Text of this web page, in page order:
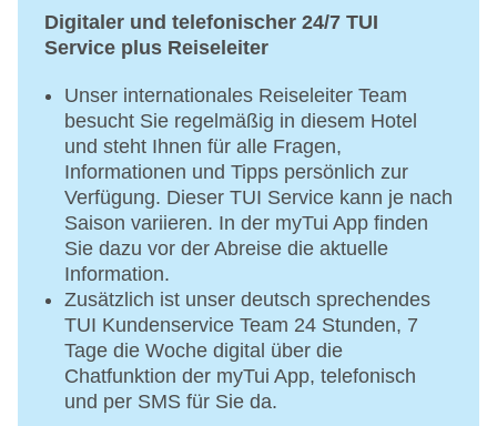
Katamaran: gegen Gebühr
Tauchschule: gegen Gebühr
Wasserski: gegen Gebühr
Golfplatz: gegen Gebühr
Beachvolleyball
Fahrradverleih
Fitnessraum: gegen Gebühr
Tennisplatz: gegen Gebühr
Digitaler und telefonischer 24/7 TUI
Service plus Reiseleiter
Unser internationales Reiseleiter Team
besucht Sie regelmäßig in diesem Hotel
und steht Ihnen für alle Fragen,
Informationen und Tipps persönlich zur
Verfügung. Dieser TUI Service kann je nach
Saison variieren. In der myTui App finden
Sie dazu vor der Abreise die aktuelle
Information.
Zusätzlich ist unser deutsch sprechendes
TUI Kundenservice Team 24 Stunden, 7
Tage die Woche digital über die
Chatfunktion der myTui App, telefonisch
und per SMS für Sie da.